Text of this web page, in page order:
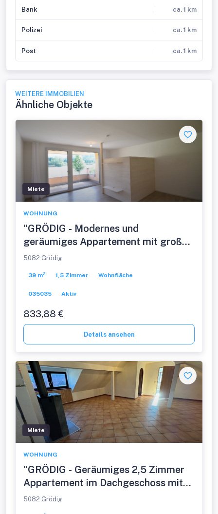
Bank ca. 1 km
Polizei ca. 1 km
Post ca. 1 km
WEITERE IMMOBILIEN
Ähnliche Objekte
Miete
WOHNUNG
"GRÖDIG - Modernes und
geräumiges Appartement mit großer
Loggia und Bergblick"
5082 Grödig
39 m² 1,5 Zimmer Wohnfläche
035035 Aktiv
833,88 €
Details ansehen
Miete
WOHNUNG
"GRÖDIG - Geräumiges 2,5 Zimmer
Appartement im Dachgeschoss mit
PKW-Stellplatz"
5082 Grödig